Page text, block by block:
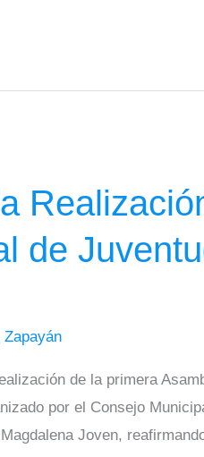
de
Zapayán
de la primera
por el Consejo
Joven,